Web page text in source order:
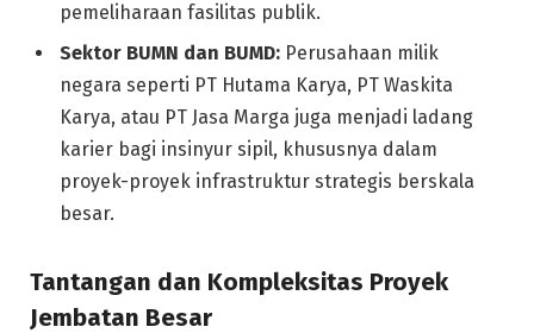
pemeliharaan fasilitas publik.
Sektor BUMN dan BUMD: Perusahaan milik
negara seperti PT Hutama Karya, PT Waskita
Karya, atau PT Jasa Marga juga menjadi ladang
karier bagi insinyur sipil, khususnya dalam
proyek-proyek infrastruktur strategis berskala
besar.
Tantangan dan Kompleksitas Proyek
Jembatan Besar